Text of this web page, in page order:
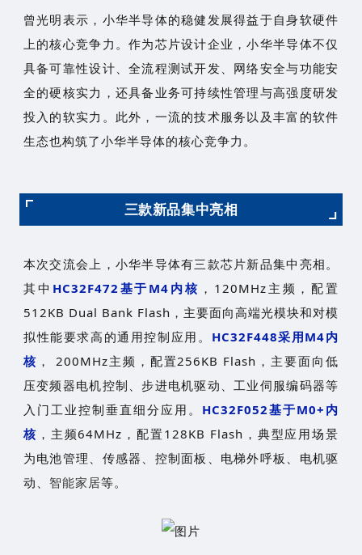
曾光明表示，小华半导体的稳健发展得益于自身软硬件
上的核心竞争力。作为芯片设计企业，小华半导体不仅
具备可靠性设计、全流程测试开发、网络安全与功能安
全的硬核实力，还具备业务可持续性管理与高强度研发
投入的软实力。此外，一流的技术服务以及丰富的软件
生态也构筑了小华半导体的核心竞争力。
三款新品集中亮相
本次交流会上，小华半导体有三款芯片新品集中亮相。
其中 HC32F472基于M4内核 ，120MHz主频，配置
512KB Dual Bank Flash，主要面向高端光模块和对模
拟性能要求高的通用控制应用。 HC32F448采用M4内
核 ， 200MHz主频，配置256KB Flash，主要面向低
压变频器电机控制、步进电机驱动、工业伺服编码器等
入门工业控制垂直细分应用。 HC32F052基于M0+内
核 ，主频64MHz，配置128KB Flash，典型应用场景
为电池管理、传感器、控制面板、电梯外呼板、电机驱
动、 智能家居等。